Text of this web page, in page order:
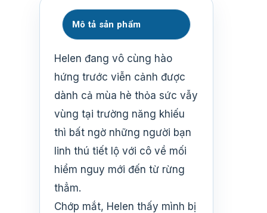
Mô tả sản phẩm
Helen đang vô cùng hào
hứng trước viễn cảnh được
dành cả mùa hè thỏa sức vẫy
vùng tại trường năng khiếu
thì bất ngờ những người bạn
linh thú tiết lộ với cô về mối
hiểm nguy mới đến từ rừng
thẳm.
Chớp mắt, Helen thấy mình bị